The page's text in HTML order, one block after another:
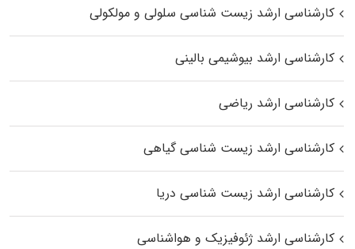
کارشناسی ارشد زیست شناسی سلولی و مولکولی
کارشناسی ارشد بیوشیمی بالینی
کارشناسی ارشد ریاضی
کارشناسی ارشد زیست‌ شناسی گیاهی
کارشناسی ارشد زیست‌ شناسی دریا
کارشناسی ارشد ژئوفیزیک و هواشناسی